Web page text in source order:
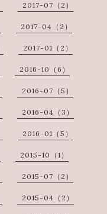
2017-07（2）
2017-04（2）
2017-01（2）
2016-10（6）
2016-07（5）
2016-04（3）
2016-01（5）
2015-10（1）
2015-07（2）
2015-04（2）